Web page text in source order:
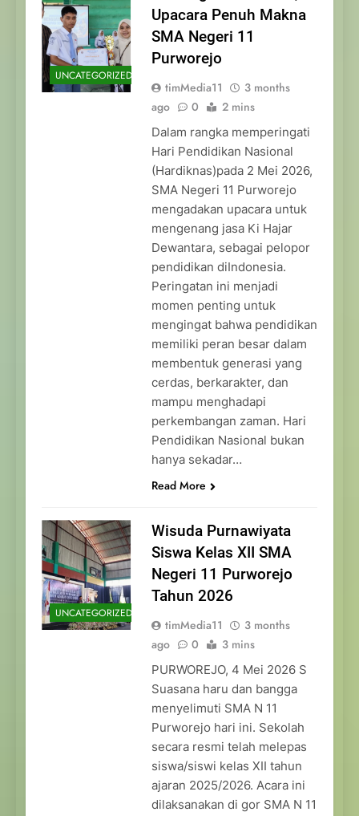
UNCATEGORIZED
Upacara Penuh Makna
SMA Negeri 11
Purworejo
timMedia11
3 months
ago
0 2 mins
Dalam rangka memperingati
Hari Pendidikan Nasional
(Hardiknas)pada 2 Mei 2026,
SMA Negeri 11 Purworejo
mengadakan upacara untuk
mengenang jasa Ki Hajar
Dewantara, sebagai pelopor
pendidikan diIndonesia.
Peringatan ini menjadi
momen penting untuk
mengingat bahwa pendidikan
memiliki peran besar dalam
membentuk generasi yang
cerdas, berkarakter, dan
mampu menghadapi
perkembangan zaman. Hari
Pendidikan Nasional bukan
hanya sekadar…
Read More
UNCATEGORIZED
Wisuda Purnawiyata
Siswa Kelas XII SMA
Negeri 11 Purworejo
Tahun 2026
timMedia11
3 months
ago
0 3 mins
PURWOREJO, 4 Mei 2026 S
Suasana haru dan bangga
menyelimuti SMA N 11
Purworejo hari ini. Sekolah
secara resmi telah melepas
siswa/siswi kelas XII tahun
ajaran 2025/2026. Acara ini
dilaksanakan di gor SMA N 11